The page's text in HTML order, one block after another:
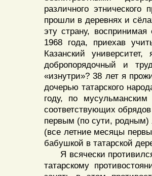
различного
прошли в деревнях и
эту страну,
1968 года, приехав
Казанский
добропорядочный и
«изнутри»? 38 лет я
дочерью татарского
году, по
соответствующих
первым (по сути, родным)
(все летние месяцы
бабушкой в татарской
Я всячески противился
татарскому